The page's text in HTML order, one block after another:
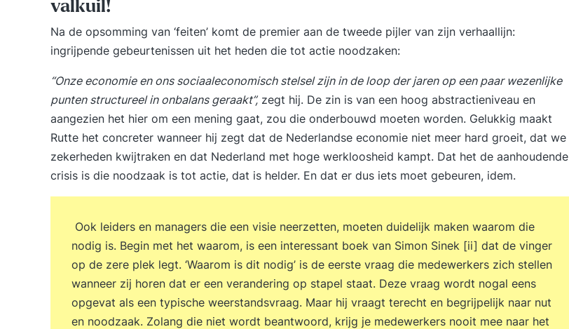
valkuil!
Na de opsomming van ‘feiten’ komt de premier aan de tweede pijler van zijn verhaallijn:
ingrijpende gebeurtenissen uit het heden die tot actie noodzaken:
“Onze economie en ons sociaaleconomisch stelsel zijn in de loop der jaren op een paar wezenlijke
punten structureel in onbalans geraakt”, zegt hij. De zin is van een hoog abstractieniveau en
aangezien het hier om een mening gaat, zou die onderbouwd moeten worden. Gelukkig maakt
Rutte het concreter wanneer hij zegt dat de Nederlandse economie niet meer hard groeit, dat we
zekerheden kwijtraken en dat Nederland met hoge werkloosheid kampt. Dat het de aanhoudende
crisis is die noodzaak is tot actie, dat is helder. En dat er dus iets moet gebeuren, idem.
Ook leiders en managers die een visie neerzetten, moeten duidelijk maken waarom die
nodig is. Begin met het waarom, is een interessant boek van Simon Sinek [ii] dat de vinger
op de zere plek legt. ‘Waarom is dit nodig’ is de eerste vraag die medewerkers zich stellen
wanneer zij horen dat er een verandering op stapel staat. Deze vraag wordt nogal eens
opgevat als een typische weerstandsvraag. Maar hij vraagt terecht en begrijpelijk naar nut
en noodzaak. Zolang die niet wordt beantwoord, krijg je medewerkers nooit mee naar het